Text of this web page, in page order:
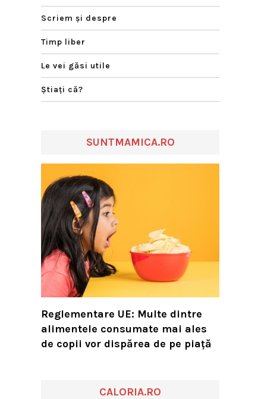
Scriem şi despre
Timp liber
Le vei găsi utile
Ştiaţi că?
SUNTMAMICA.RO
Reglementare UE: Multe dintre
alimentele consumate mai ales
de copii vor dispărea de pe piață
CALORIA.RO